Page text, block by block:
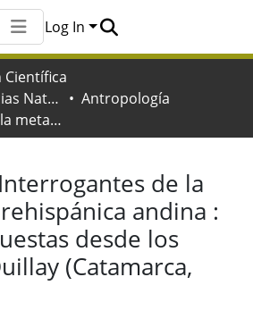
All of Naturalis
Log In
Facultad de Ciencias Naturales y Museo
Antropología
Interrogantes de la metalurgia prehispánica andina : nuevas propuestas desde los Hornos de Quillay (Catamarca, Argentina)
Interrogantes de la
andina :
desde los
(Catamarca,